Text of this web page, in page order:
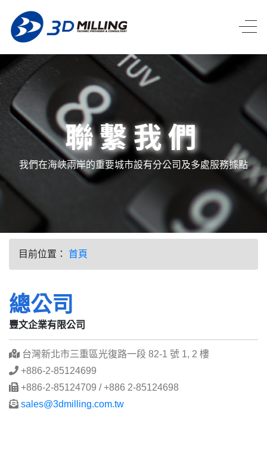
聯繫我們
我們在海峽兩岸的重要城市設有分公司及多處服務據點
目前位置： 首頁
總公司
豐文企業有限公司
台灣新北市三重區光復路一段 82-1 號 1, 2 樓
+886-2-85124699
+886-2-85124709 / +886 2-85124698
sales@3dmilling.com.tw